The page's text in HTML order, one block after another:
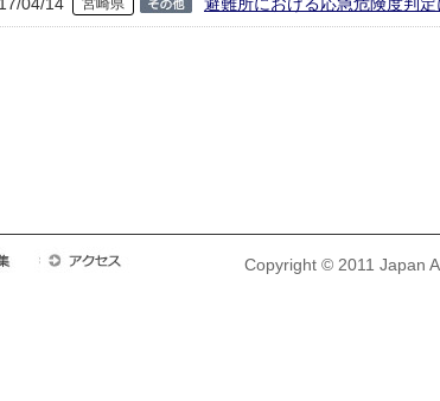
宮崎県
Copyright © 2011 Japan